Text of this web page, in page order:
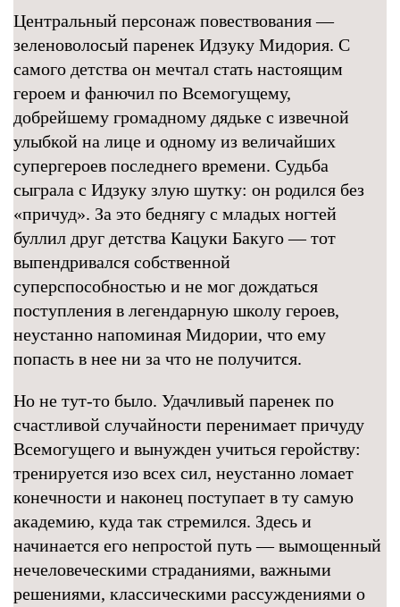
Центральный персонаж повествования —
зеленоволосый паренек Идзуку Мидория. С
самого детства он мечтал стать настоящим
героем и фанючил по Всемогущему,
добрейшему громадному дядьке с извечной
улыбкой на лице и одному из величайших
супергероев последнего времени. Судьба
сыграла с Идзуку злую шутку: он родился без
«причуд». За это беднягу с младых ногтей
буллил друг детства Кацуки Бакуго — тот
выпендривался собственной
суперспособностью и не мог дождаться
поступления в легендарную школу героев,
неустанно напоминая Мидории, что ему
попасть в нее ни за что не получится.
Но не тут-то было. Удачливый паренек по
счастливой случайности перенимает причуду
Всемогущего и вынужден учиться геройству:
тренируется изо всех сил, неустанно ломает
конечности и наконец поступает в ту самую
академию, куда так стремился. Здесь и
начинается его непростой путь — вымощенный
нечеловеческими страданиями, важными
решениями, классическими рассуждениями о